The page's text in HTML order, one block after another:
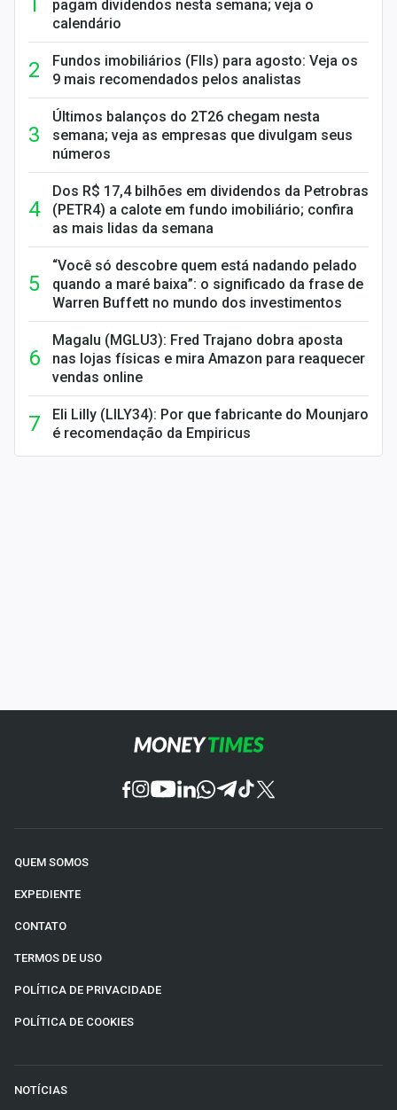
pagam dividendos nesta semana; veja o
calendário
Fundos imobiliários (FIIs) para agosto: Veja os
9 mais recomendados pelos analistas
Últimos balanços do 2T26 chegam nesta
semana; veja as empresas que divulgam seus
números
Dos R$ 17,4 bilhões em dividendos da Petrobras
(PETR4) a calote em fundo imobiliário; confira
as mais lidas da semana
“Você só descobre quem está nadando pelado
quando a maré baixa”: o significado da frase de
Warren Buffett no mundo dos investimentos
Magalu (MGLU3): Fred Trajano dobra aposta
nas lojas físicas e mira Amazon para reaquecer
vendas online
Eli Lilly (LILY34): Por que fabricante do Mounjaro
é recomendação da Empiricus
QUEM SOMOS
EXPEDIENTE
CONTATO
TERMOS DE USO
POLÍTICA DE PRIVACIDADE
POLÍTICA DE COOKIES
NOTÍCIAS